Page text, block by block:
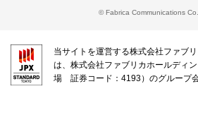
© Fabrica Communications
当サイトを運営する株式会社ファブ
は、株式会社ファブリカホールディ
場 証券コード：4193）のグループ会